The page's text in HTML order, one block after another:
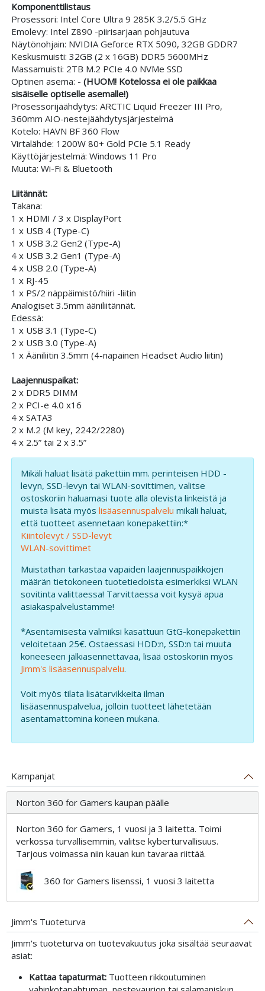
Komponenttilistaus
Prosessori: Intel Core Ultra 9 285K 3.2/5.5 GHz
Emolevy: Intel Z890 -piirisarjaan pohjautuva
Näytönohjain: NVIDIA Geforce RTX 5090, 32GB GDDR7
Keskusmuisti: 32GB (2 x 16GB) DDR5 5600MHz
Massamuisti: 2TB M.2 PCIe 4.0 NVMe SSD
Optinen asema: - (HUOM! Kotelossa ei ole paikkaa
sisäiselle optiselle asemalle!)
Prosessorijäähdytys: ARCTIC Liquid Freezer III Pro,
360mm AIO-nestejäähdytysjärjestelmä
Kotelo: HAVN BF 360 Flow
Virtalähde: 1200W 80+ Gold PCIe 5.1 Ready
Käyttöjärjestelmä: Windows 11 Pro
Muuta: Wi-Fi & Bluetooth
Liitännät:
Takana:
1 x HDMI / 3 x DisplayPort
1 x USB 4 (Type-C)
1 x USB 3.2 Gen2 (Type-A)
4 x USB 3.2 Gen1 (Type-A)
4 x USB 2.0 (Type-A)
1 x RJ-45
1 x PS/2 näppäimistö/hiiri -liitin
Analogiset 3.5mm ääniliitännät.
Edessä:
1 x USB 3.1 (Type-C)
2 x USB 3.0 (Type-A)
1 x Ääniliitin 3.5mm (4-napainen Headset Audio liitin)
Laajennuspaikat:
2 x DDR5 DIMM
2 x PCI-e 4.0 x16
4 x SATA3
2 x M.2 (M key, 2242/2280)
4 x 2.5” tai 2 x 3.5”
Mikäli haluat lisätä pakettiin mm. perinteisen HDD -
levyn, SSD-levyn tai WLAN-sovittimen, valitse
ostoskoriin haluamasi tuote alla olevista linkeistä ja
muista lisätä myös lisäasennuspalvelu mikäli haluat,
että tuotteet asennetaan konepakettiin:*
Kiintolevyt / SSD-levyt
WLAN-sovittimet
Muistathan tarkastaa vapaiden laajennuspaikkojen
määrän tietokoneen tuotetiedoista esimerkiksi WLAN
sovitinta valittaessa! Tarvittaessa voit kysyä apua
asiakaspalvelustamme!
*Asentamisesta valmiiksi kasattuun GtG-konepakettiin
veloitetaan 25€. Ostaessasi HDD:n, SSD:n tai muuta
koneeseen jälkiasennettavaa, lisää ostoskoriin myös
Jimm's lisäasennuspalvelu.
Voit myös tilata lisätarvikkeita ilman
lisäasennuspalvelua, jolloin tuotteet lähetetään
asentamattomina koneen mukana.
Kampanjat
Norton 360 for Gamers kaupan päälle
Norton 360 for Gamers, 1 vuosi ja 3 laitetta. Toimi
verkossa turvallisemmin, valitse kyberturvallisuus.
Tarjous voimassa niin kauan kun tavaraa riittää.
360 for Gamers lisenssi, 1 vuosi 3 laitetta
Jimm's Tuoteturva
Jimm's tuoteturva on tuotevakuutus joka sisältää seuraavat
asiat:
Kattaa tapaturmat:Tuotteen rikkoutuminen